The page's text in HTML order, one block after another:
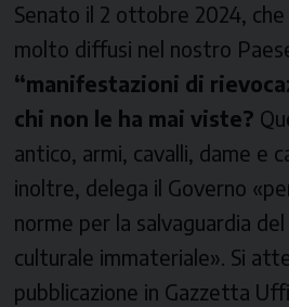
Senato il 2 ottobre 2024,
molto diffusi nel nostro
“manifestazioni di
chi non le ha mai viste?
antico, armi, cavalli, dame e
inoltre, delega il Governo
norme per la salvaguardia
culturale immateriale». Si
pubblicazione in Gazzetta